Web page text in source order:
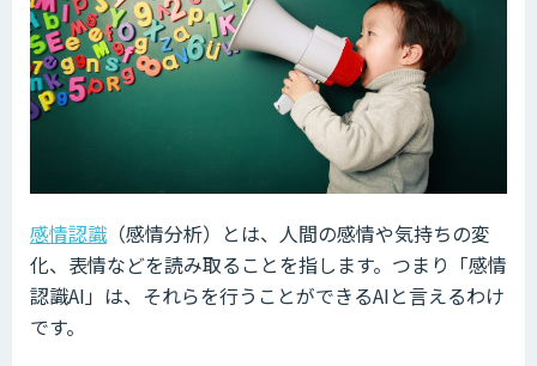
感情認識 （感情分析）とは、人間の感情や気持ちの変
化、表情などを読み取ることを指します。つまり「感情
認識AI」は、それらを行うことができるAIと言えるわけ
です。